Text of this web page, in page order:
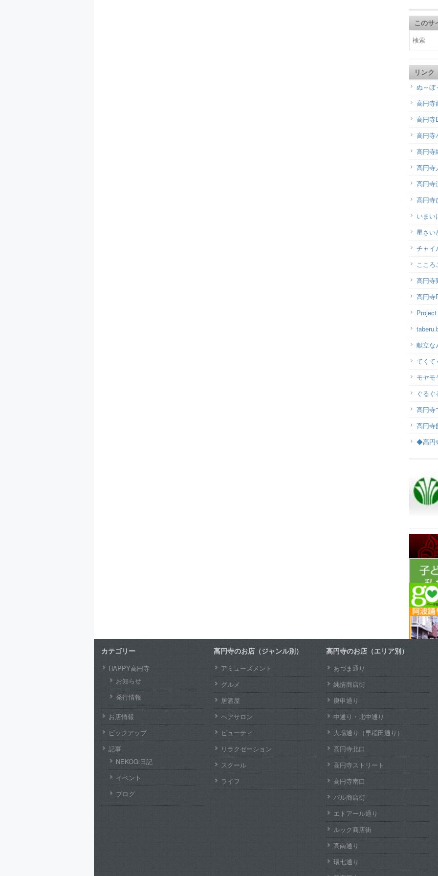
このサ
リンク
ぬ～ぼ
高円寺
高円寺
高円寺
高円寺
高円寺
高円寺
高円寺
いまい
星さい
チャイ
こころ
高円寺
高円寺
献立な
てくて
モヤモ
ぐる
高円寺
高円寺
◆高円
カテゴリー
HAPPY高円寺
お知らせ
発行情報
お店情報
ピックアップ
記事
NEKOGi日記
イベント
ブログ
高円寺のお店（ジャンル別）
アミューズメント
グルメ
居酒屋
ヘアサロン
ビューティ
リラクゼーション
スクール
ライフ
高円寺のお店（エリア別）
あづま通り
純情商店街
庚申通り
中通り・北中通り
大場通り（早稲田通り）
高円寺北口
高円寺ストリート
高円寺南口
パル商店街
エトアール通り
ルック商店街
高南通り
環七通り